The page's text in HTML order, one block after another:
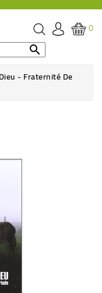
0

- Fraternité De